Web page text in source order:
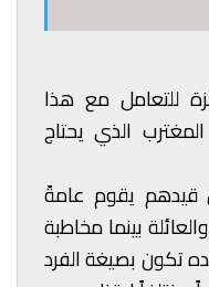
للتعامل مع هذا
الذي يحتاج
قيدهم يقوم عامةً
بينما مخاطبة
تكون بصيغة الفرد